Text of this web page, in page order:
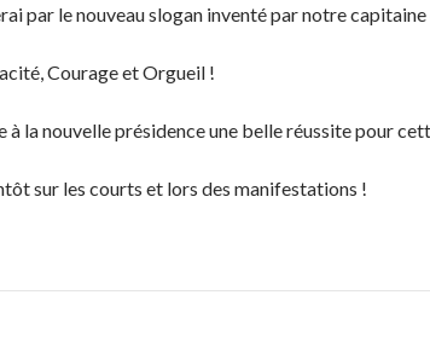
par le nouveau slogan inventé par notre
Courage et Orgueil !
à la nouvelle présidence une belle réussite pour
sur les courts et lors des manifestations !